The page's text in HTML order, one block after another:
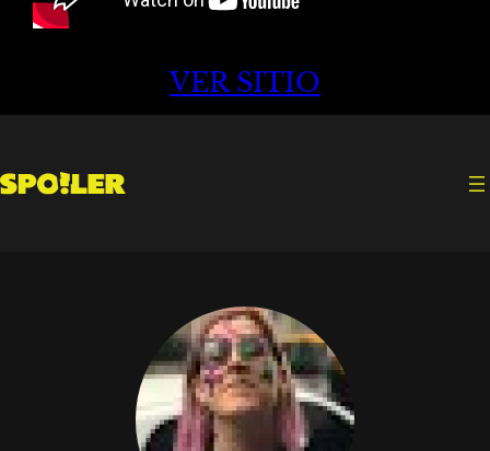
VER SITIO